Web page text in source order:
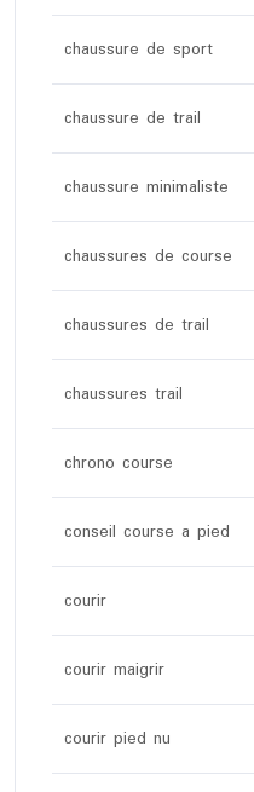
chaussure de sport
chaussure de trail
chaussure minimaliste
chaussures de course
chaussures de trail
chaussures trail
chrono course
conseil course a pied
courir
courir maigrir
courir pied nu